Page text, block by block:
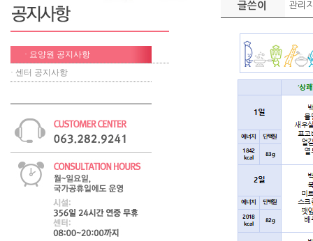
· 요양원 공지사항
· 센터 공지사항
글쓴이 관리